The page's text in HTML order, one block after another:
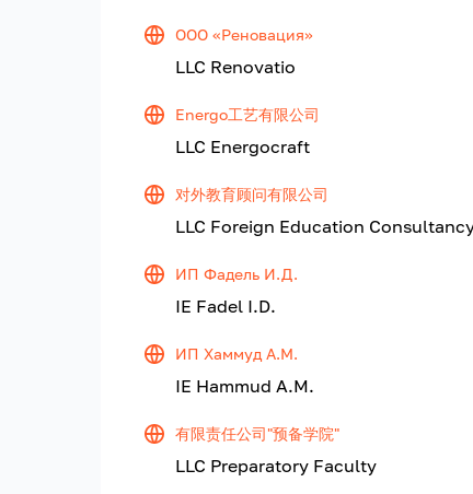
ООО «Реновация»
LLC Renovatio
Energo工艺有限公司
LLC Energocraft
对外教育顾问有限公司
LLC Foreign Education
ИП Фадель И.Д.
IE Fadel I.D.
ИП Хаммуд А.М.
IE Hammud A.М.
有限责任公司"预备学院"
LLC Preparatory Faculty